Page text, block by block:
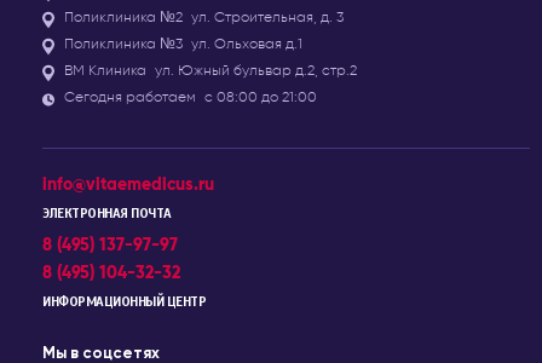
Поликлиника №2 ул. Строительная, д. 3
Поликлиника №3 ул. Ольховая д.1
ВМ Клиника ул. Южный бульвар д.2, стр.2
Сегодня работаем с 08:00 до 21:00
info@vitaemedicus.ru
ЭЛЕКТРОННАЯ ПОЧТА
8 (495) 137-97-97
8 (495) 104-32-32
ИНФОРМАЦИОННЫЙ ЦЕНТР
Мы в соцсетях